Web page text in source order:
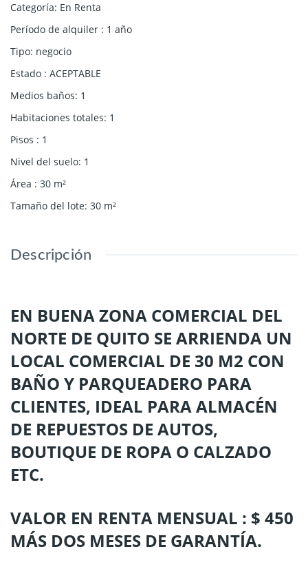
Categoría: En Renta
Período de alquiler : 1 año
Tipo: negocio
Estado : ACEPTABLE
Medios baños: 1
Habitaciones totales: 1
Pisos : 1
Nivel del suelo: 1
Área : 30 m²
Tamaño del lote: 30 m²
Descripción
EN BUENA ZONA COMERCIAL DEL
NORTE DE QUITO SE ARRIENDA UN
LOCAL COMERCIAL DE 30 M2 CON
BAÑO Y PARQUEADERO PARA
CLIENTES, IDEAL PARA ALMACÉN
DE REPUESTOS DE AUTOS,
BOUTIQUE DE ROPA O CALZADO
ETC.
VALOR EN RENTA MENSUAL : $ 450
MÁS DOS MESES DE GARANTÍA.